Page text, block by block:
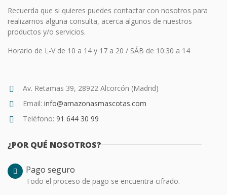
Recuerda que si quieres puedes contactar con nosotros para
realizarnos alguna consulta, acerca algunos de nuestros
productos y/o servicios.
Horario de L-V de 10 a 14 y 17 a 20 / SÁB de 10:30 a 14
Av. Retamas 39, 28922 Alcorcón (Madrid)
Email: info@amazonasmascotas.com
Teléfono: 91 644 30 99
¿POR QUÉ NOSOTROS?
Pago seguro
Todo el proceso de pago se encuentra cifrado.